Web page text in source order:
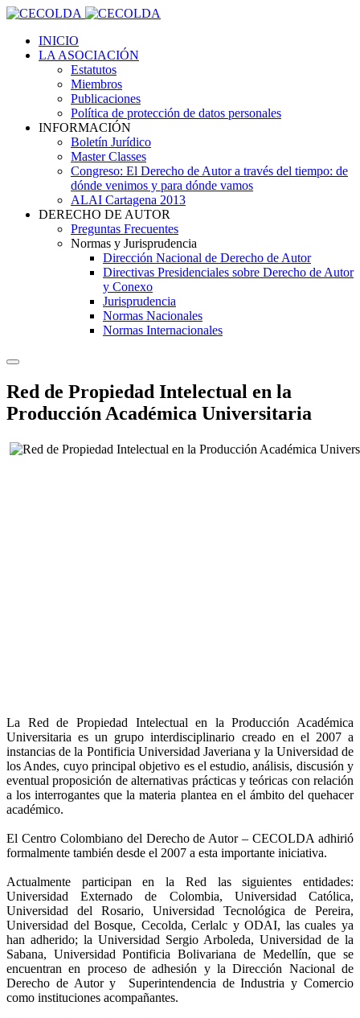
INICIO
LA ASOCIACIÓN
Estatutos
Miembros
Publicaciones
Política de protección de datos personales
INFORMACIÓN
Boletín Jurídico
Master Classes
Congreso: El Derecho de Autor a través del tiempo: de
dónde venimos y para dónde vamos
ALAI Cartagena 2013
DERECHO DE AUTOR
Preguntas Frecuentes
Normas y Jurisprudencia
Dirección Nacional de Derecho de Autor
Directivas Presidenciales sobre Derecho de Autor
y Conexo
Jurisprudencia
Normas Nacionales
Normas Internacionales
Red de Propiedad Intelectual en la
Producción Académica Universitaria
La Red de Propiedad Intelectual en la Producción Académica
Universitaria es un grupo interdisciplinario creado en el 2007 a
instancias de la Pontificia Universidad Javeriana y la Universidad de
los Andes, cuyo principal objetivo es el estudio, análisis, discusión y
eventual proposición de alternativas prácticas y teóricas con relación
a los interrogantes que la materia plantea en el ámbito del quehacer
académico.
El Centro Colombiano del Derecho de Autor – CECOLDA adhirió
formalmente también desde el 2007 a esta importante iniciativa.
Actualmente participan en la Red las siguientes entidades:
Universidad Externado de Colombia, Universidad Católica,
Universidad del Rosario, Universidad Tecnológica de Pereira,
Universidad del Bosque, Cecolda, Cerlalc y ODAI, las cuales ya
han adherido; la Universidad Sergio Arboleda, Universidad de la
Sabana, Universidad Pontificia Bolivariana de Medellín, que se
encuentran en proceso de adhesión y la Dirección Nacional de
Derecho de Autor y Superintendencia de Industria y Comercio
como instituciones acompañantes.